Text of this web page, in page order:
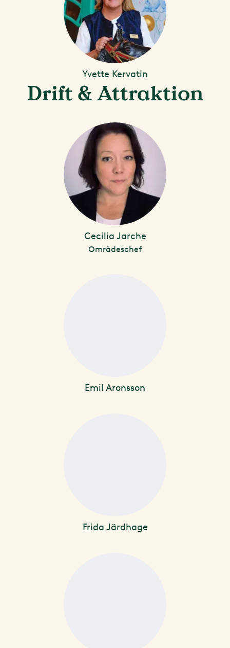
Yvette Kervatin
Drift & Attraktion
Cecilia Jarche
Områdeschef
Emil Aronsson
Frida Järdhage